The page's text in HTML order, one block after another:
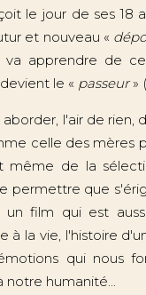
le jour de ses 18
et nouveau «
apprendre de
le « passeur» (
l'air de rien,
celle des mères
même de la
permettre que
un film qui est
à la vie, l'histoire
qui nous
notre humanité...